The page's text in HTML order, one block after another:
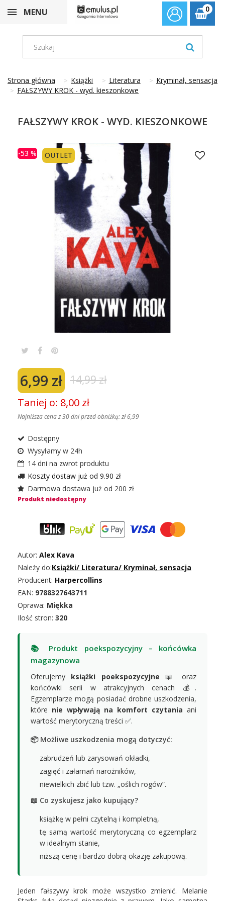
0
MENU
Strona główna Książki Literatura
Kryminał, sensacja
FAŁSZYWY KROK - wyd. kieszonkowe
FAŁSZYWY KROK - WYD. KIESZONKOWE
-53 % OUTLET
Autor: Alex Kava
Należy do:Książki/ Literatura/ Kryminał, sensacja
Producent: Harpercollins
EAN: 9788327643711
Oprawa: Miękka
Ilość stron: 320
📚 Produkt poekspozycyjny – końcówka
magazynowa
Oferujemy książki poekspozycyjne 📖 oraz
końcówki serii w atrakcyjnych cenach 💰.
Egzemplarze mogą posiadać drobne uszkodzenia,
które nie wpływają na komfort czytania ani
wartość merytoryczną treści ✅.
📦 Możliwe uszkodzenia mogą dotyczyć:
zabrudzeń lub zarysowań okładki,
zagięć i załamań narożników,
niewielkich zbić lub tzw. „oślich rogów”.
📖 Co zyskujesz jako kupujący?
książkę w pełni czytelną i kompletną,
tę samą wartość merytoryczną co egzemplarz
w idealnym stanie,
niższą cenę i bardzo dobrą okazję zakupową.
Jeden fałszywy krok może wszystko zmienić. Melanie
6,99 zł 14,99 zł
Taniej o: 8,00 zł
Najniższa cena z 30 dni przed obniżką:zł 6,99
Dostępny
Wysyłamy w 24h
14 dni na zwrot produktu
Koszty dostaw już od 9.90 zł
Darmowa dostawa już od 200 zł
Produkt niedostępny